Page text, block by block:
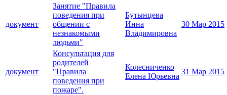
документ
Занятие "Правила
поведения при
общении с
незнакомыми
людьми"
Бутынцева
Инна
Владимировна
30 Мар 2015
документ
Консультация для
родителей
"Правила
поведения при
пожаре".
Колесниченко
Елена Юрьевна
31 Мар 2015